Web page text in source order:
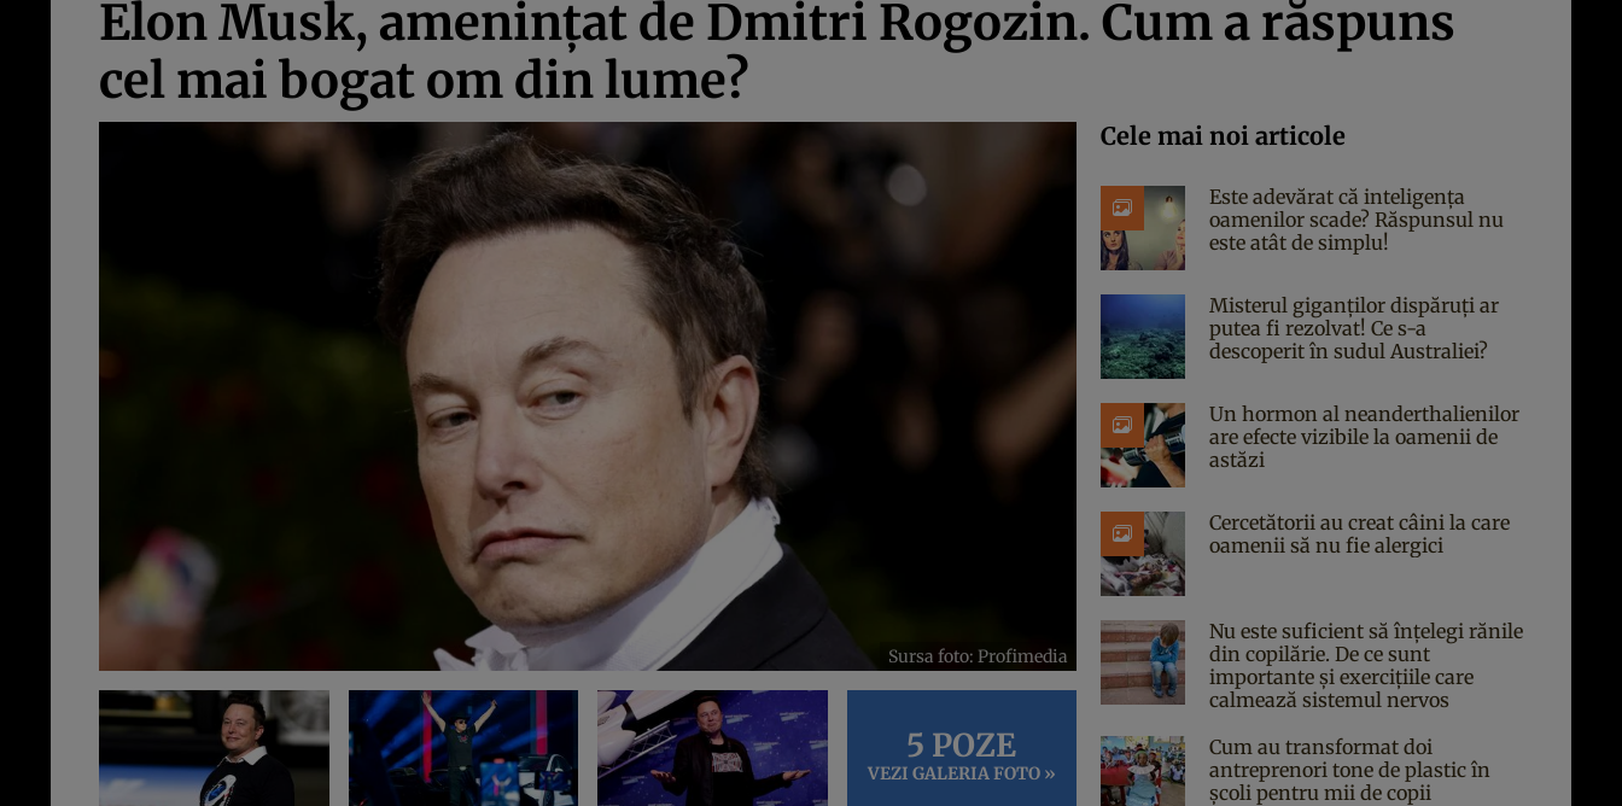
Elon Musk, amenințat de Dmitri Rogozin. Cum a răspuns
cel mai bogat om din lume?
Sursa foto: Profimedia
5 POZE
VEZI GALERIA FOTO »
Cele mai noi articole
Este adevărat că inteligența
oamenilor scade? Răspunsul nu
este atât de simplu!
Misterul giganților dispăruți ar
putea fi rezolvat! Ce s-a
descoperit în sudul Australiei?
Un hormon al neanderthalienilor
are efecte vizibile la oamenii de
astăzi
Cercetătorii au creat câini la care
oamenii să nu fie alergici
Nu este suficient să înțelegi rănile
din copilărie. De ce sunt
importante și exercițiile care
calmează sistemul nervos
Cum au transformat doi
antreprenori tone de plastic în
școli pentru mii de copii